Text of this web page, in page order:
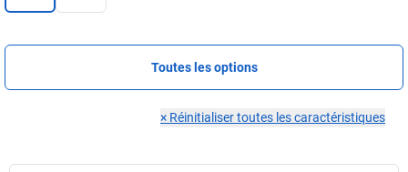
Toutes les options
× Réinitialiser toutes les caractéristiques